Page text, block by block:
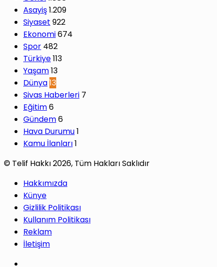
Asayiş1.209
Siyaset 922
Ekonomi674
Spor 482
Türkiye113
Yaşam13
Dünya13
Sivas Haberleri 7
Eğitim6
Gündem6
Hava Durumu1
Kamu İlanları1
© Telif Hakkı 2026, Tüm Hakları Saklıdır
Hakkımızda
Künye
Gizlilik Politikası
Kullanım Politikası
Reklam
İletişim